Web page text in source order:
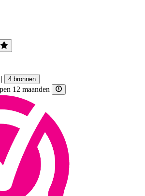
| 4 bronnen
12 maanden